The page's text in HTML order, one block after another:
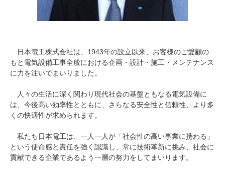
日本電工株式会社は、1943年の設立以来、お客様のご愛顧の
もと電気設備工事全般における企画・設計・施工・メンテナンス
に力を注いでまいりました。
人々の生活に深く関わり現代社会の基盤ともなる電気設備に
は、今後高い効率性とともに、さらなる安全性と信頼性、より多
くの快適性が求められます。
私たち日本電工は、一人一人が「社会性の高い事業に携わる」
という使命感と責任を強く認識し、常に技術革新に挑み、社会に
貢献できる企業であるよう一層の努力をしてまいります。